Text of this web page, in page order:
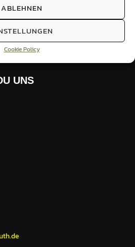
ABLEHNEN
Cookie Policy
Mannschaften
2025
UNS